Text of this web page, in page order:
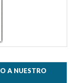
A NUESTRO